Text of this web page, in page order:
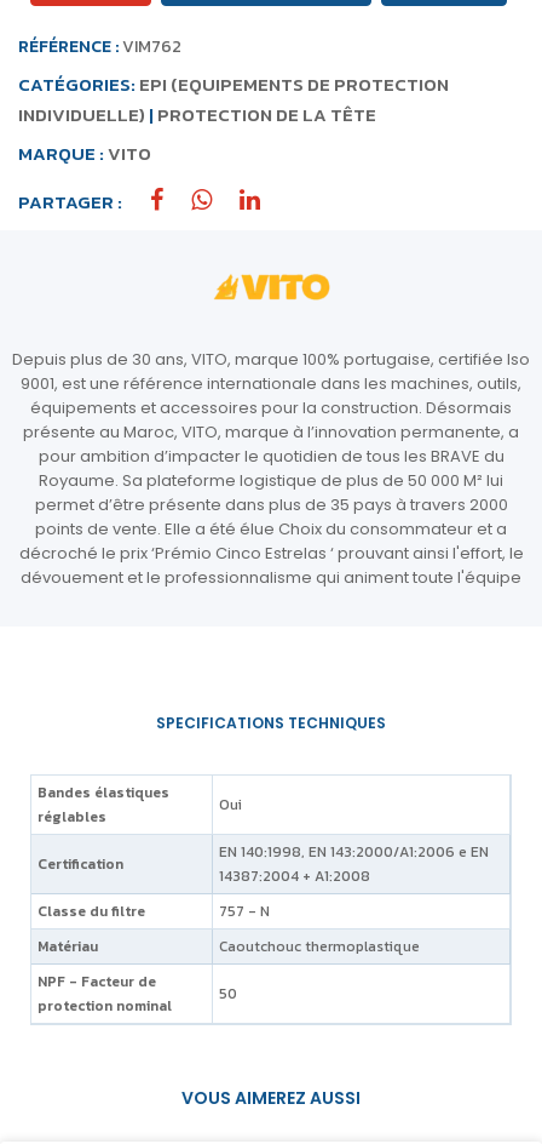
RÉFÉRENCE :VIM762
CATÉGORIES: EPI (EQUIPEMENTS DE PROTECTION
INDIVIDUELLE) | PROTECTION DE LA TÊTE
MARQUE :VITO
PARTAGER :
Bandes élastiques
réglables
Oui
Certification
EN 140:1998, EN 143:2000/A1:2006 e EN
14387:2004 + A1:2008
Classe du filtre
757 - N
Matériau
Caoutchouc thermoplastique
NPF - Facteur de
protection nominal
50
Depuis plus de 30 ans, VITO, marque 100% portugaise, certifiée Iso
9001, est une référence internationale dans les machines, outils,
équipements et accessoires pour la construction. Désormais
présente au Maroc, VITO, marque à l’innovation permanente, a
pour ambition d’impacter le quotidien de tous les BRAVE du
Royaume. Sa plateforme logistique de plus de 50 000 M² lui
permet d’être présente dans plus de 35 pays à travers 2000
points de vente. Elle a été élue Choix du consommateur et a
décroché le prix ‘Prémio Cinco Estrelas ‘ prouvant ainsi l'effort, le
dévouement et le professionnalisme qui animent toute l'équipe
VOUS AIMEREZ AUSSI